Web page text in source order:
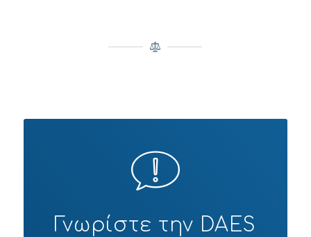
Γνωρίστε την DAES